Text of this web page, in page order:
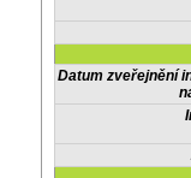
Datum zveřejnění